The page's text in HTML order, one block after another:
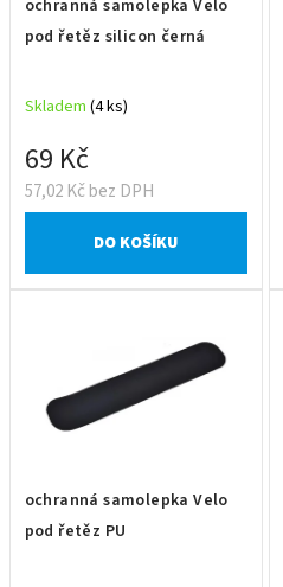
o
d
k
ů
ochranná samolepka Velo
pod řetěz silicon černá
Skladem (4 ks)
57,02 Kč bez DPH
69 Kč
DO KOŠÍKU
ochranná samolepka Velo
pod řetěz PU